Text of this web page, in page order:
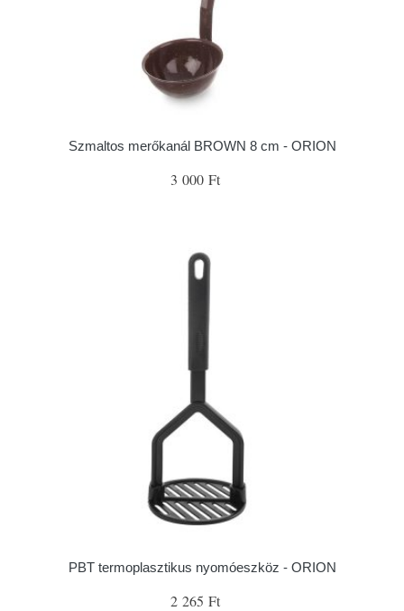
Szmaltos merőkanál BROWN 8 cm - ORION
3 000 Ft
PBT termoplasztikus nyomóeszköz - ORION
2 265 Ft